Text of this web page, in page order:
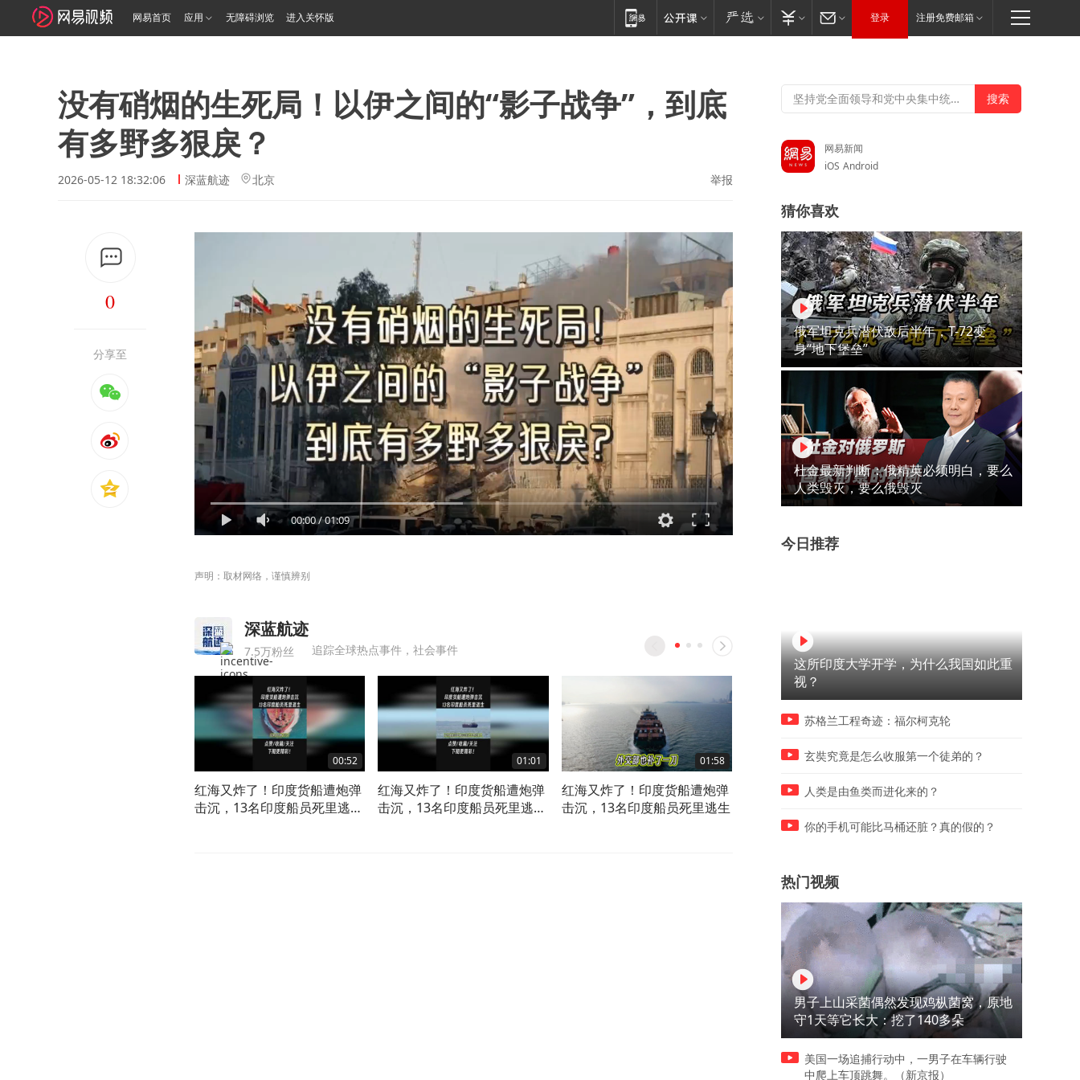
网易首页 应用 无障碍浏览 进入关怀版 登录 注册免费邮箱
没有硝烟的生死局！以伊之间的“影子战争”，到底
有多野多狠戾？
2026-05-12 18:32:06 深蓝航迹 北京 举报
0
分享至
00:00/01:09
声明：取材网络，谨慎辨别
深蓝航迹
7.5万粉丝 追踪全球热点事件，社会事件
00:52
红海又炸了！印度货船遭炮弹
击沉，13名印度船员死里逃生
01:01
红海又炸了！印度货船遭炮弹
击沉，13名印度船员死里逃生
01:58
红海又炸了！印度货船遭炮弹
击沉，13名印度船员死里逃生
01:04
蒙古煤转投日本？半年5921万
蒙古煤转投日本？半年5921
网易新闻
iOS Android
猜你喜欢
俄军坦克兵潜伏敌后半年，T-72变
身“地下堡垒”
杜金最新判断：俄精英必须明白，要么
人类毁灭，要么俄毁灭
今日推荐
这所印度大学开学，为什么我国如此重
视？
苏格兰工程奇迹：福尔柯克轮
玄奘究竟是怎么收服第一个徒弟的？
人类是由鱼类而进化来的？
你的手机可能比马桶还脏？真的假的？
热门视频
男子上山采菌偶然发现鸡枞菌窝，原地
守1天等它长大：挖了140多朵
美国一场追捕行动中，一男子在车辆行驶
中爬上车顶跳舞。（新京报）